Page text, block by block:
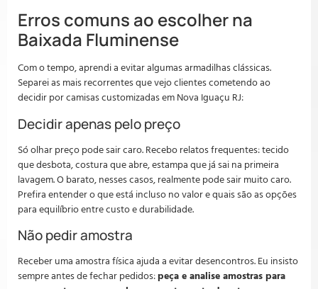
Erros comuns ao escolher na
Baixada Fluminense
Com o tempo, aprendi a evitar algumas armadilhas clássicas.
Separei as mais recorrentes que vejo clientes cometendo ao
decidir por camisas customizadas em Nova Iguaçu RJ:
Decidir apenas pelo preço
Só olhar preço pode sair caro. Recebo relatos frequentes: tecido
que desbota, costura que abre, estampa que já sai na primeira
lavagem. O barato, nesses casos, realmente pode sair muito caro.
Prefira entender o que está incluso no valor e quais são as opções
para equilíbrio entre custo e durabilidade.
Não pedir amostra
Receber uma amostra física ajuda a evitar desencontros. Eu insisto
sempre antes de fechar pedidos:peça e analise amostras para